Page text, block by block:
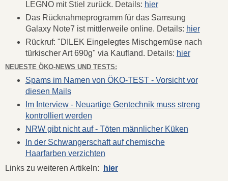
LEGNO mit Stiel zurück. Details: hier
Das Rücknahmeprogramm für das Samsung
Galaxy Note7 ist mittlerweile online. Details: hier
Rückruf: "DILEK Eingelegtes Mischgemüse nach
türkischer Art 690g" via Kaufland. Details: hier
NEUESTE ÖKO-NEWS UND TESTS:
Spams im Namen von ÖKO-TEST - Vorsicht vor
diesen Mails
Im Interview - Neuartige Gentechnik muss streng
kontrolliert werden
NRW gibt nicht auf - Töten männlicher Küken
In der Schwangerschaft auf chemische
Haarfarben verzichten
Links zu weiteren Artikeln:
hier